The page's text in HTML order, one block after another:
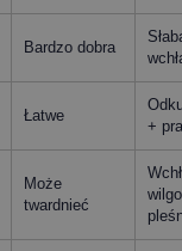
Bardzo dobra
Łatwe
+
Może
twardnieć